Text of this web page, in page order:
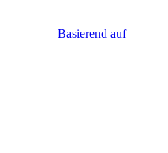
Basierend auf